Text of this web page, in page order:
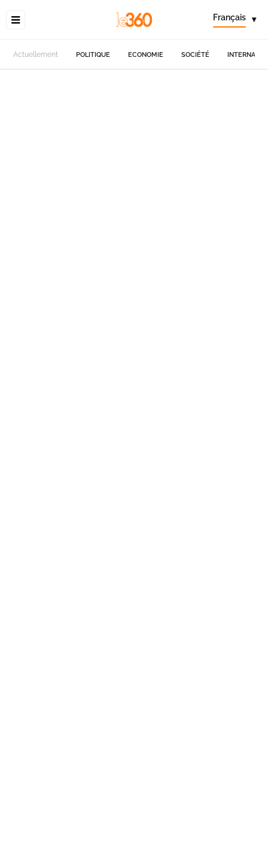
Français ▾
Actuellement POLITIQUE ECONOMIE SOCIÉTÉ